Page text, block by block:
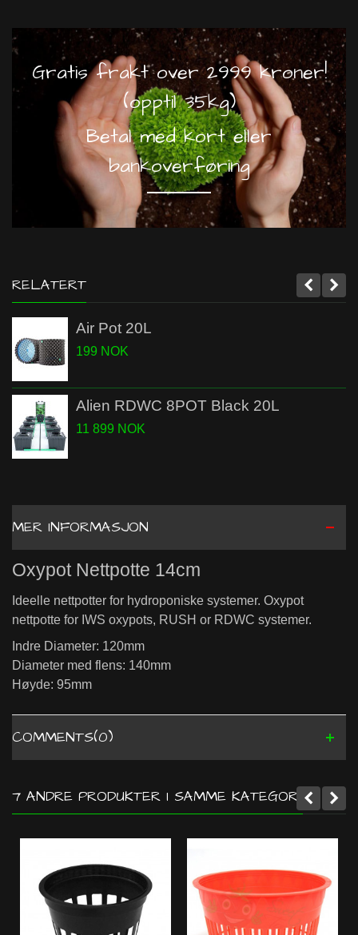
Gratis frakt over 2999 kroner!
(opptil 35kg)
Betal med kort eller
bankoverføring
RELATERT
Air Pot 20L
199 NOK
Alien RDWC 8POT Black 20L
11 899 NOK
MER INFORMASJON
Oxypot Nettpotte 14cm
Ideelle nettpotter for hydroponiske systemer. Oxypot
nettpotte for IWS oxypots, RUSH or RDWC systemer.
Indre Diameter: 120mm
Diameter med flens: 140mm
Høyde: 95mm
COMMENTS(0)
7 ANDRE PRODUKTER I SAMME KATEGORI: